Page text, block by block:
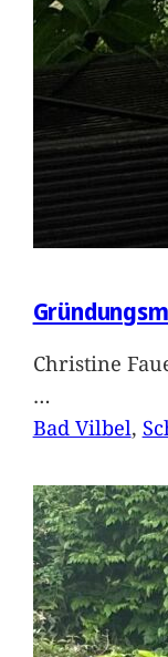
Christine
…
Bad Vilbel,